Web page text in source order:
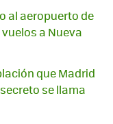
al aeropuerto de
a Nueva
que Madrid
se llama